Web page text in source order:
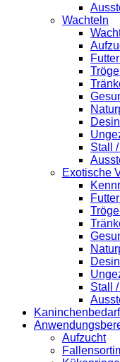
Wachteln
Stall
Exotische
Stall
Kaninchenbedarf
Aufzucht